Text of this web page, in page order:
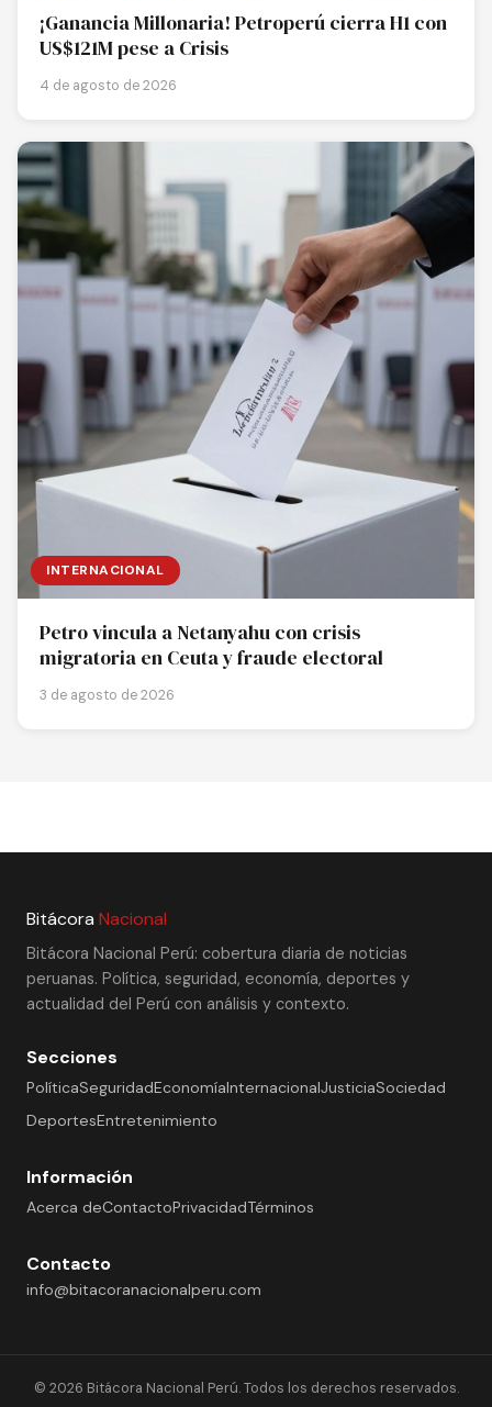
¡Ganancia Millonaria! Petroperú cierra H1 con
US$121M pese a Crisis
4 de agosto de 2026
INTERNACIONAL
Petro vincula a Netanyahu con crisis
migratoria en Ceuta y fraude electoral
3 de agosto de 2026
Bitácora Nacional
Bitácora Nacional Perú: cobertura diaria de noticias
peruanas. Política, seguridad, economía, deportes y
actualidad del Perú con análisis y contexto.
Secciones
PolíticaSeguridadEconomíaInternacionalJusticiaSociedad
DeportesEntretenimiento
Información
Acerca deContactoPrivacidadTérminos
Contacto
info@bitacoranacionalperu.com
© 2026 Bitácora Nacional Perú. Todos los derechos reservados.